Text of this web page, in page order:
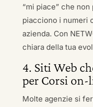
“mi piace” che
piacciono i numeri
azienda. Con
chiara della tua
4. Siti Web
per Corsi on-
Molte agenzie si